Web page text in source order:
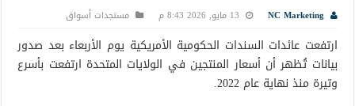
NC Marketing 13 مايو, 2026 8:43 م مستجدات أسواق
ارتفعت عائدات السندات الحكومية الأمريكية يوم الأربعاء بعد صدور
بيانات تُظهر أن أسعار المنتجين في الولايات المتحدة ارتفعت بأسرع
وتيرة منذ نهاية عام 2022.